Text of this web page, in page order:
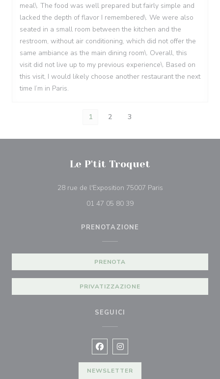
meal\. The food was well prepared but fairly simple and
lacked the depth of flavor I remembered\. We were also
seated in a small room between the kitchen and the
restroom, without air conditioning, which did not offer the
same ambiance as the main dining room\. Overall, this
visit did not live up to my previous experience\. Based on
this visit, I would likely choose another restaurant the next
time I’m in Paris.
1 2 3
Le P'tit Troquet
28 rue de l'Exposition 75007 Paris((apre una nuova
01 47 05 80 39
PRENOTAZIONE
PRENOTA
PRIVATIZZAZIONE
SEGUICI
Facebook ((apre una nuova
Instagram ((apre una nuova
NEWSLETTER